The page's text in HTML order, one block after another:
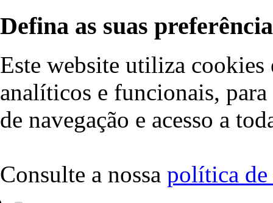
Defina as suas
Este website utiliza cookies
analíticos e funcionais,
de navegação e acesso a
Consulte a nossa política de